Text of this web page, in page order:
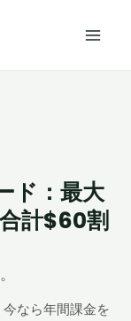
ド：最大
計$60割
なら年間課金を